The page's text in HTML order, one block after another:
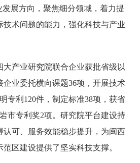
发展方向，聚焦细分领域，着力提
技术问题的能力，强化科技与产业
大产业研究院联合企业获批省级以
企业委托横向课题36项，开展技术
专利120件，制定标准38项，获省
市专利奖2项。研究院平台建设持
认可、服务效能稳步提升，为闽西
区建设提供了坚实科技支撑。